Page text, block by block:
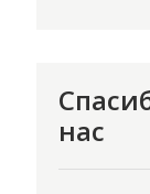
нас